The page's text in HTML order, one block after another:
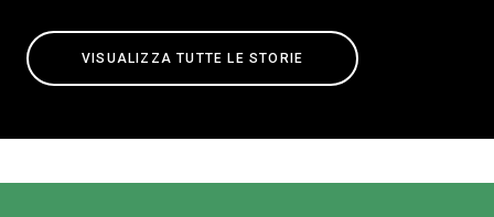
VISUALIZZA TUTTE LE STORIE